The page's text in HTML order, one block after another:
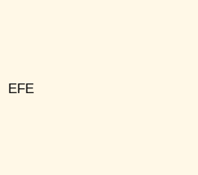
EFE